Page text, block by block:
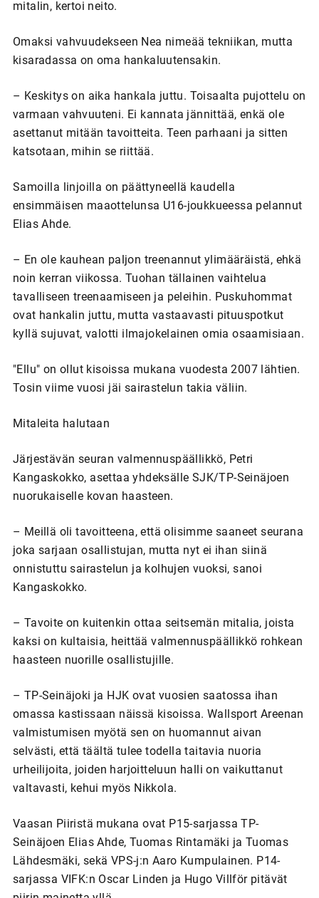
mitalin, kertoi neito.
Omaksi vahvuudekseen Nea nimeää tekniikan, mutta
kisaradassa on oma hankaluutensakin.
– Keskitys on aika hankala juttu. Toisaalta pujottelu on
varmaan vahvuuteni. Ei kannata jännittää, enkä ole
asettanut mitään tavoitteita. Teen parhaani ja sitten
katsotaan, mihin se riittää.
Samoilla linjoilla on päättyneellä kaudella
ensimmäisen maaottelunsa U16-joukkueessa pelannut
Elias Ahde.
– En ole kauhean paljon treenannut ylimääräistä, ehkä
noin kerran viikossa. Tuohan tällainen vaihtelua
tavalliseen treenaamiseen ja peleihin. Puskuhommat
ovat hankalin juttu, mutta vastaavasti pituuspotkut
kyllä sujuvat, valotti ilmajokelainen omia osaamisiaan.
"Ellu" on ollut kisoissa mukana vuodesta 2007 lähtien.
Tosin viime vuosi jäi sairastelun takia väliin.
Mitaleita halutaan
Järjestävän seuran valmennuspäällikkö, Petri
Kangaskokko, asettaa yhdeksälle SJK/TP-Seinäjoen
nuorukaiselle kovan haasteen.
– Meillä oli tavoitteena, että olisimme saaneet seurana
joka sarjaan osallistujan, mutta nyt ei ihan siinä
onnistuttu sairastelun ja kolhujen vuoksi, sanoi
Kangaskokko.
– Tavoite on kuitenkin ottaa seitsemän mitalia, joista
kaksi on kultaisia, heittää valmennuspäällikkö rohkean
haasteen nuorille osallistujille.
– TP-Seinäjoki ja HJK ovat vuosien saatossa ihan
omassa kastissaan näissä kisoissa. Wallsport Areenan
valmistumisen myötä sen on huomannut aivan
selvästi, että täältä tulee todella taitavia nuoria
urheilijoita, joiden harjoitteluun halli on vaikuttanut
valtavasti, kehui myös Nikkola.
Vaasan Piiristä mukana ovat P15-sarjassa TP-
Seinäjoen Elias Ahde, Tuomas Rintamäki ja Tuomas
Lähdesmäki, sekä VPS-j:n Aaro Kumpulainen. P14-
sarjassa VIFK:n Oscar Linden ja Hugo Villför pitävät